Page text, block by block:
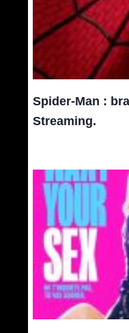
Spider-Man :
Streaming.